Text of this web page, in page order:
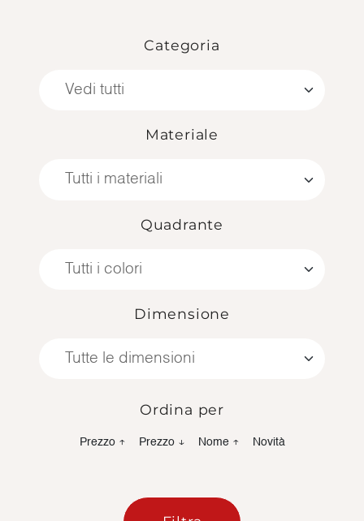
Categoria
Materiale
Quadrante
Dimensione
Ordina per
Prezzo ↑ Prezzo ↓ Nome ↑ Novità